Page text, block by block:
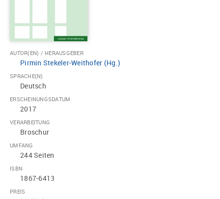
AUTOR(EN) / HERAUSGEBER
Pirmin Stekeler-Weithofer (Hg.)
SPRACHE(N)
Deutsch
ERSCHEINUNGSDATUM
2017
VERARBEITUNG
Broschur
UMFANG
244 Seiten
ISBN
1867-6413
PREIS